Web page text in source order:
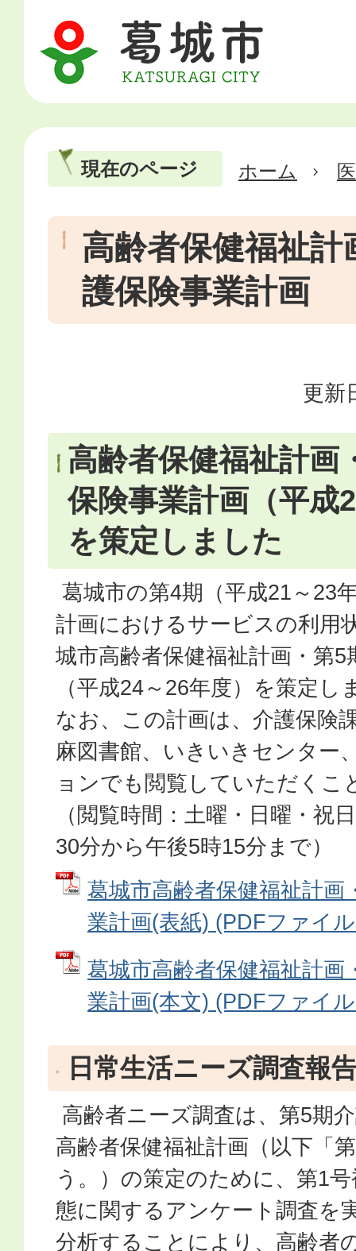
現在のページ ホーム
高齢者保健福祉計
護保険事業計画
更新
高齢者保健福祉計画
保険事業計画（平成
を策定しました
葛城市の第4期（平成21～23
計画におけるサービスの利用
城市高齢者保健福祉計画・第5
（平成24～26年度）を策定し
なお、この計画は、介護保険
麻図書館、いきいきセンター
ョンでも閲覧していただくこ
（閲覧時間：土曜・日曜・祝
30分から午後5時15分まで）
葛城市高齢者保健福祉計画
業計画(表紙) (PDFファイ
葛城市高齢者保健福祉計画
業計画(本文) (PDFファイ
日常生活ニーズ調査報
高齢者ニーズ調査は、第5期
高齢者保健福祉計画（以下「
う。）の策定のために、第1
態に関するアンケート調査を
分析することにより、高齢者